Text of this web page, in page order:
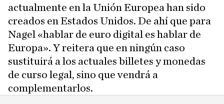
actualmente en la Unión Europea han sido
creados en Estados Unidos. De ahí que para
Nagel «hablar de euro digital es hablar de
Europa». Y reitera que en ningún caso
sustituirá a los actuales billetes y monedas
de curso legal, sino que vendrá a
complementarlos.